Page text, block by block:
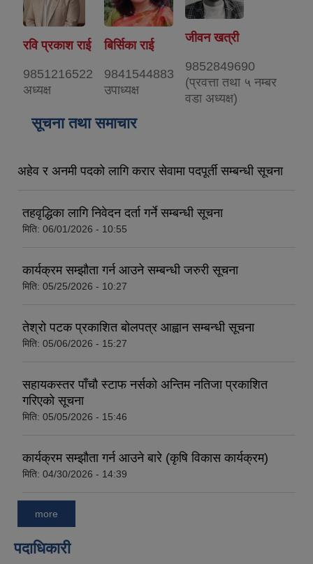
रवि प्रकाश राई
9851216522
अध्यक्ष
बिर्सिका राई
9841544883
उपाध्यक्ष
जीवन खत्री
9852849690
(प्रवत्ता तथा ५ नम्बर
वडा अध्यक्ष)
सूचना तथा समाचार
अहेव र अनमी पदको लागि करार सेवामा पदपूर्ती सम्बन्धी सूचना
तहवृद्धिका लागि निवेदन दर्ता गर्ने सम्बन्धी सूचना
मिति: 06/01/2026 - 10:55
कार्यक्रम सम्झौता गर्न आउने सम्बन्धी जरुरी सूचना
मिति: 05/25/2026 - 10:27
तेश्रो पटक प्रकाशित बोलपत्र आह्वान सम्बन्धी सूचना
मिति: 05/06/2026 - 15:27
सहायकस्तर पाँचौ स्टाफ नर्सको अन्तिम नतिजा प्रकाशित
गरिएको सूचना
मिति: 05/05/2026 - 15:46
कार्यक्रम सम्झौता गर्न आउने बारे (कृषि विकास कार्यक्रम)
मिति: 04/30/2026 - 14:39
more
पदाधिकारी